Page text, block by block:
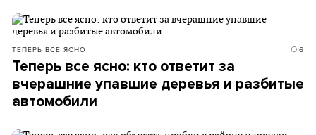
ТЕПЕРЬ ВСЕ ЯСНО 6
Теперь все ясно: кто ответит за
вчерашние упавшие деревья и разбитые
автомобили